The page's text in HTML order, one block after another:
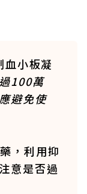
血小板凝
100萬
避免使
，利用抑
意是否過